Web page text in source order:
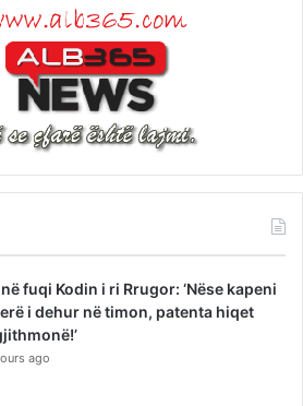
fuqi Kodin i ri Rrugor: ‘Nëse kapeni
i dehur në timon, patenta hiqet
ago